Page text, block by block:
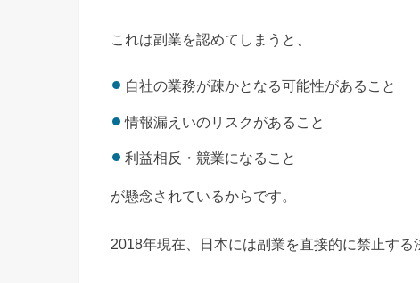
これは副業を認めてしまうと、
自社の業務が疎かとなる可能性があること
情報漏えいのリスクがあること
利益相反・競業になること
が懸念されているからです。
2018年現在、日本には副業を直接的に禁止する